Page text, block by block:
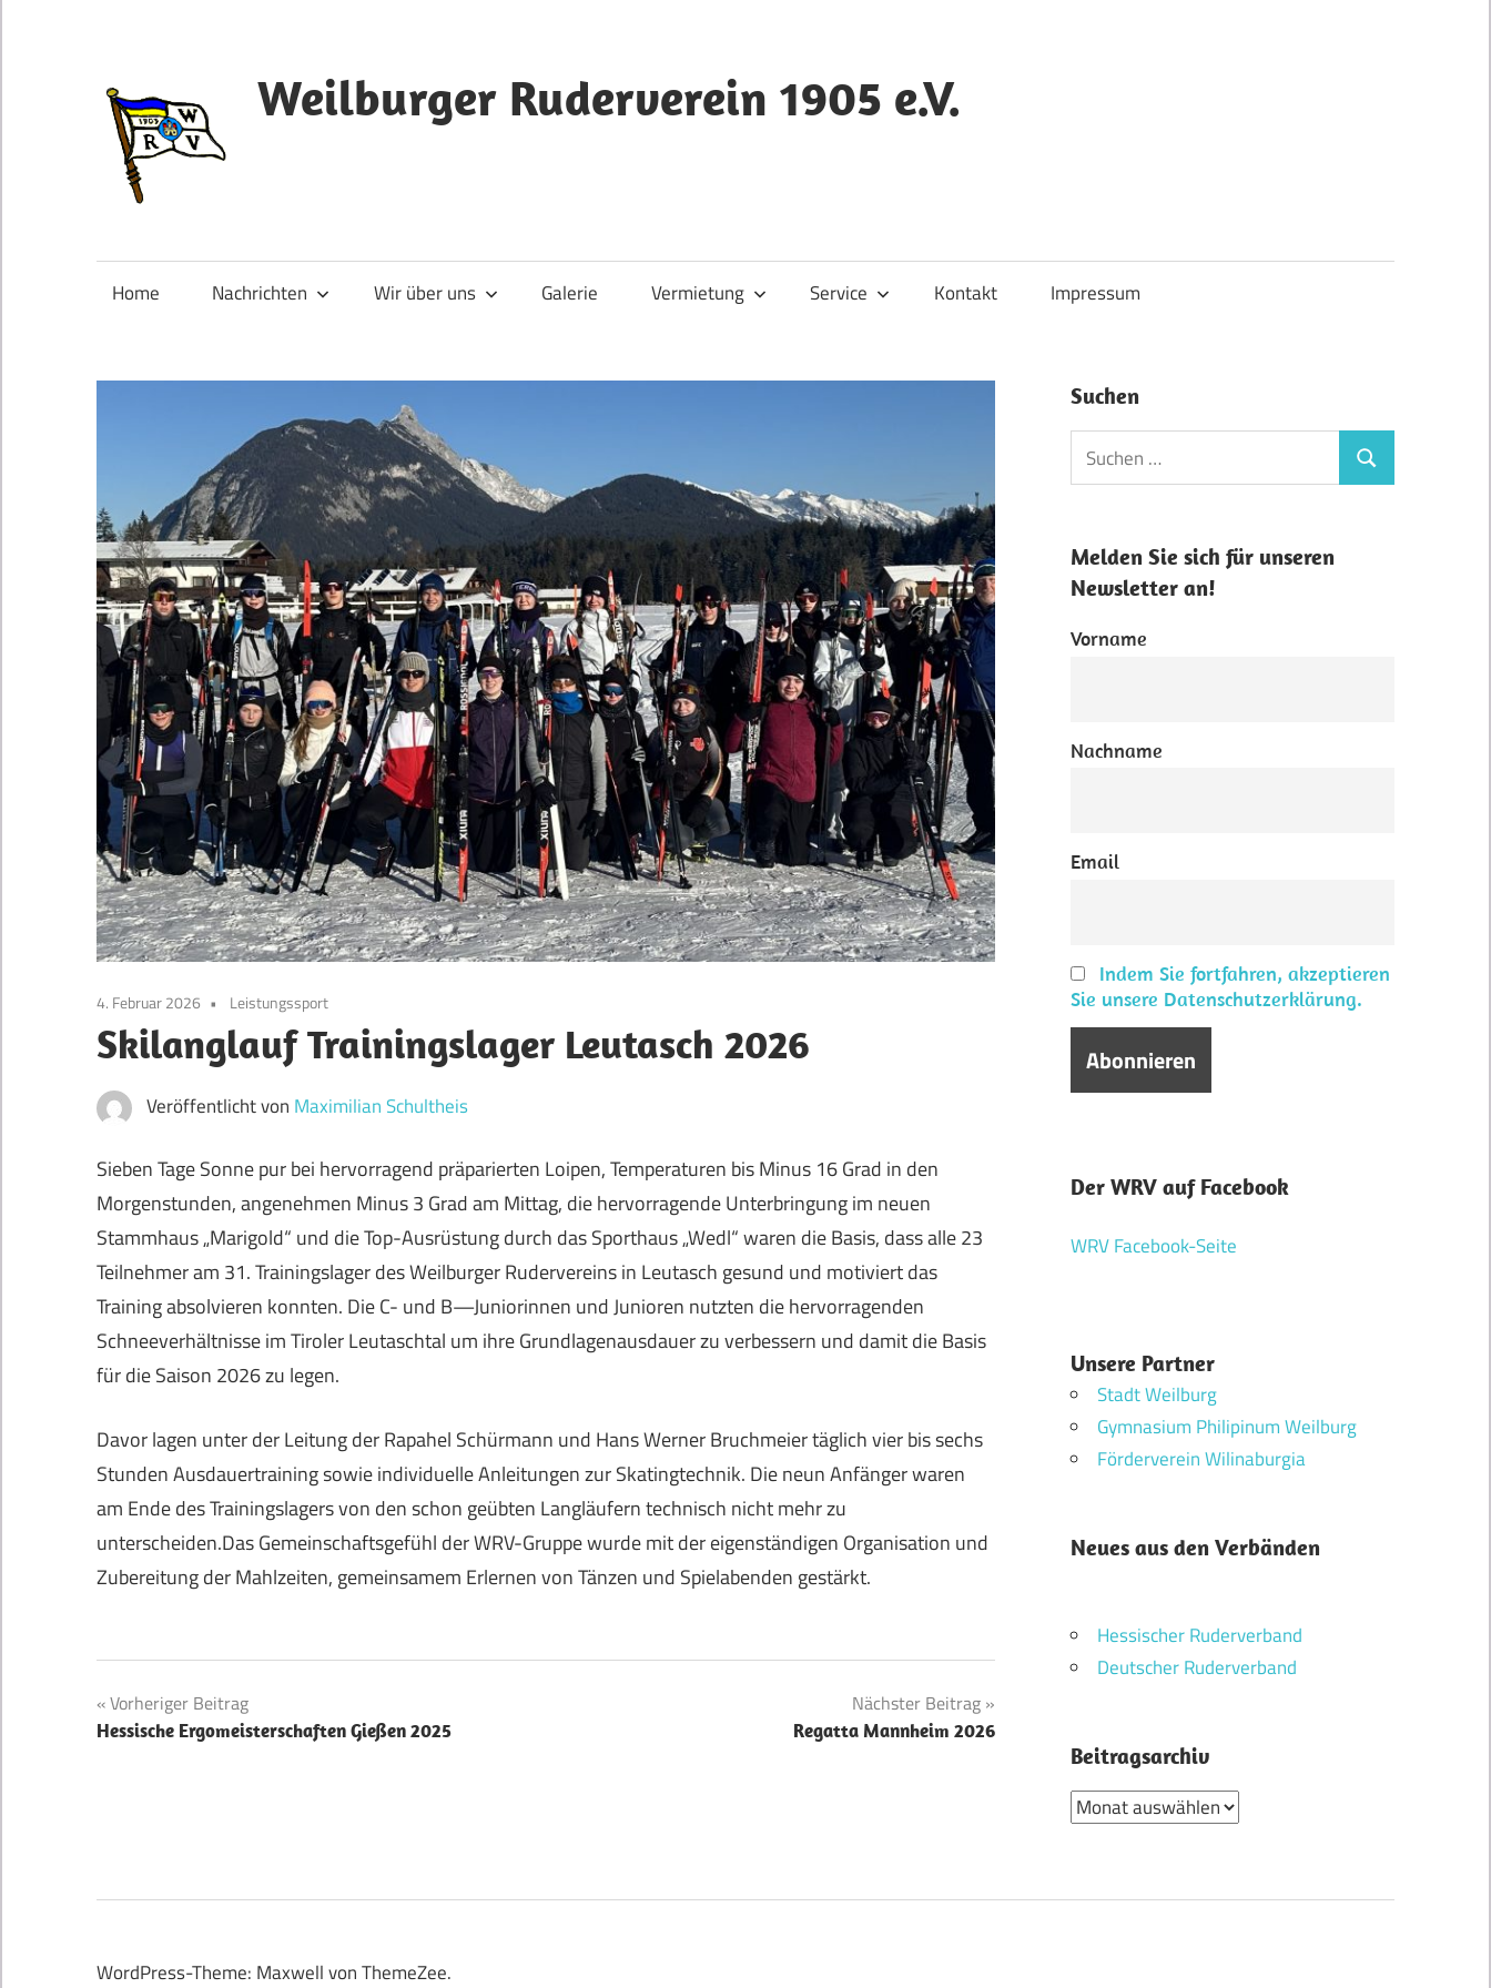
Weilburger Ruderverein 1905 e.V.
Home Nachrichten Wir über uns Galerie Vermietung Service Kontakt Impressum
4. Februar 2026 Leistungssport
Skilanglauf Trainingslager Leutasch 2026
Veröffentlicht von Maximilian Schultheis
Sieben Tage Sonne pur bei hervorragend präparierten Loipen, Temperaturen bis Minus 16 Grad in den
Morgenstunden, angenehmen Minus 3 Grad am Mittag, die hervorragende Unterbringung im neuen
Stammhaus „Marigold“ und die Top-Ausrüstung durch das Sporthaus „Wedl“ waren die Basis, dass alle 23
Teilnehmer am 31. Trainingslager des Weilburger Rudervereins in Leutasch gesund und motiviert das
Training absolvieren konnten. Die C- und B—Juniorinnen und Junioren nutzten die hervorragenden
Schneeverhältnisse im Tiroler Leutaschtal um ihre Grundlagenausdauer zu verbessern und damit die Basis
für die Saison 2026 zu legen.
Davor lagen unter der Leitung der Rapahel Schürmann und Hans Werner Bruchmeier täglich vier bis sechs
Stunden Ausdauertraining sowie individuelle Anleitungen zur Skatingtechnik. Die neun Anfänger waren
am Ende des Trainingslagers von den schon geübten Langläufern technisch nicht mehr zu
unterscheiden.Das Gemeinschaftsgefühl der WRV-Gruppe wurde mit der eigenständigen Organisation und
Zubereitung der Mahlzeiten, gemeinsamem Erlernen von Tänzen und Spielabenden gestärkt.
Beitragsnavigation
Vorheriger Beitrag
Hessische Ergomeisterschaften Gießen 2025
Nächster Beitrag
Regatta Mannheim 2026
Suchen
Suchen
nach:
Suchen
Melden Sie sich für unseren
Newsletter an!
Vorname
Nachname
Email
Indem Sie fortfahren, akzeptieren
Sie unsere Datenschutzerklärung.
Der WRV auf Facebook
WRV Facebook-Seite
Unsere Partner
Stadt Weilburg
Gymnasium Philipinum Weilburg
Förderverein Wilinaburgia
Neues aus den Verbänden
Hessischer Ruderverband
Deutscher Ruderverband
Beitragsarchiv
Beitragsarchiv
WordPress-Theme: Maxwell von ThemeZee.